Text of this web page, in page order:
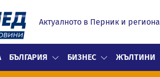
Актуалното в Перник и региона
БЪЛГАРИЯ БИЗНЕС ЖЪЛТИНИ